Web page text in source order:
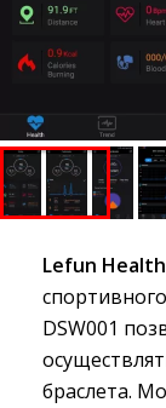
Lefun Health
DSW001
браслета.